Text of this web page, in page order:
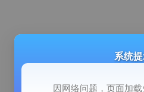
系统
因网络问题，页面加